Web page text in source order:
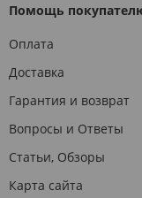
Помощь
Оплата
Доставка
Гарантия и возврат
Вопросы и Ответы
Статьи, Обзоры
Карта сайта